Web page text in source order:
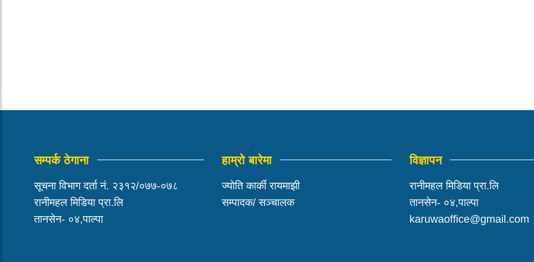
सम्पर्क ठेगाना
सूचना विभाग दर्ता नं. २३१२/०७७-०७८
रानीमहल मिडिया प्रा.लि
तानसेन- ०४,पाल्पा
हाम्रो बारेमा
ज्योति कार्की रायमाझी
सम्पादक/ सञ्चालक
विज्ञापन
रानीमहल मिडिया प्रा.लि
तानसेन- ०४,पाल्पा
karuwaoffice@gmail.com